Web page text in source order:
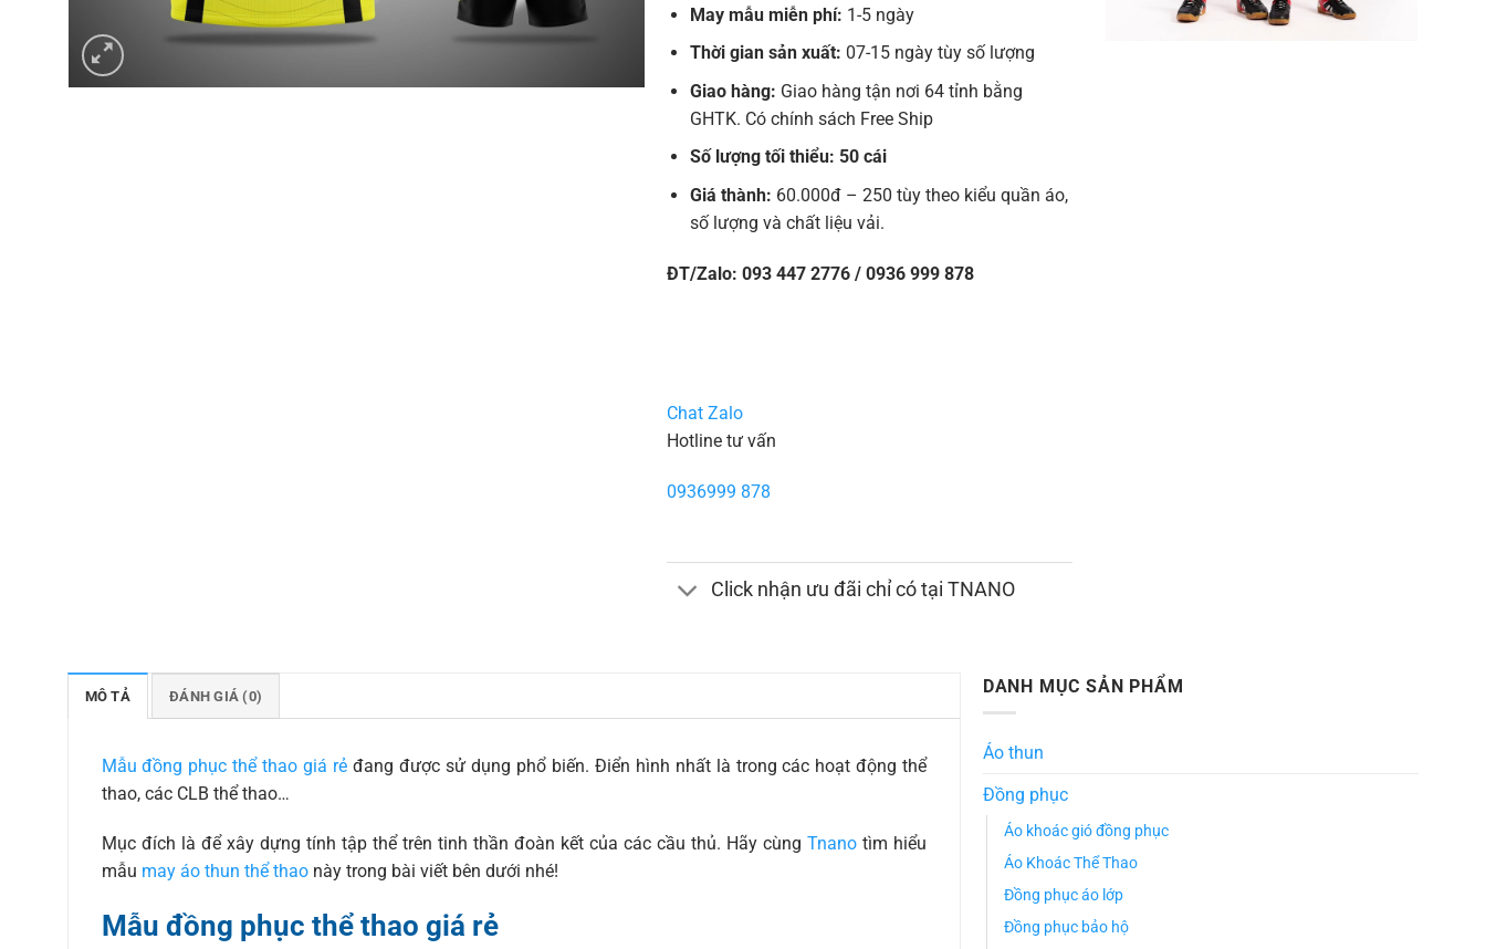
May mẫu miễn phí: 1-5 ngày
Thời gian sản xuất: 07-15 ngày tùy số lượng
Giao hàng: Giao hàng tận nơi 64 tỉnh bằng
GHTK. Có chính sách Free Ship
Số lượng tối thiểu: 50 cái
Giá thành: 60.000đ – 250 tùy theo kiểu quần áo,
số lượng và chất liệu vải.
ĐT/Zalo: 093 447 2776 / 0936 999 878
Chat Zalo
Hotline tư vấn
0936999 878
Click nhận ưu đãi chỉ có tại TNANO
MÔ TẢ ĐÁNH GIÁ (0)
Mẫu đồng phục thể thao giá rẻ đang được sử dụng phổ biến. Điển hình nhất là trong các hoạt động thể
thao, các CLB thể thao…
Mục đích là để xây dựng tính tập thể trên tinh thần đoàn kết của các cầu thủ. Hãy cùngTnano tìm hiểu
mẫu may áo thun thể thaonày trong bài viết bên dưới nhé!
Mẫu đồng phục thể thao giá rẻ
DANH MỤC SẢN PHẨM
Áo thun
Đồng phục
Áo khoác gió đồng phục
Áo Khoác Thể Thao
Đồng phục áo lớp
Đồng phục bảo hộ